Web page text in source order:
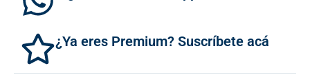
¿Ya eres Premium? Suscríbete acá